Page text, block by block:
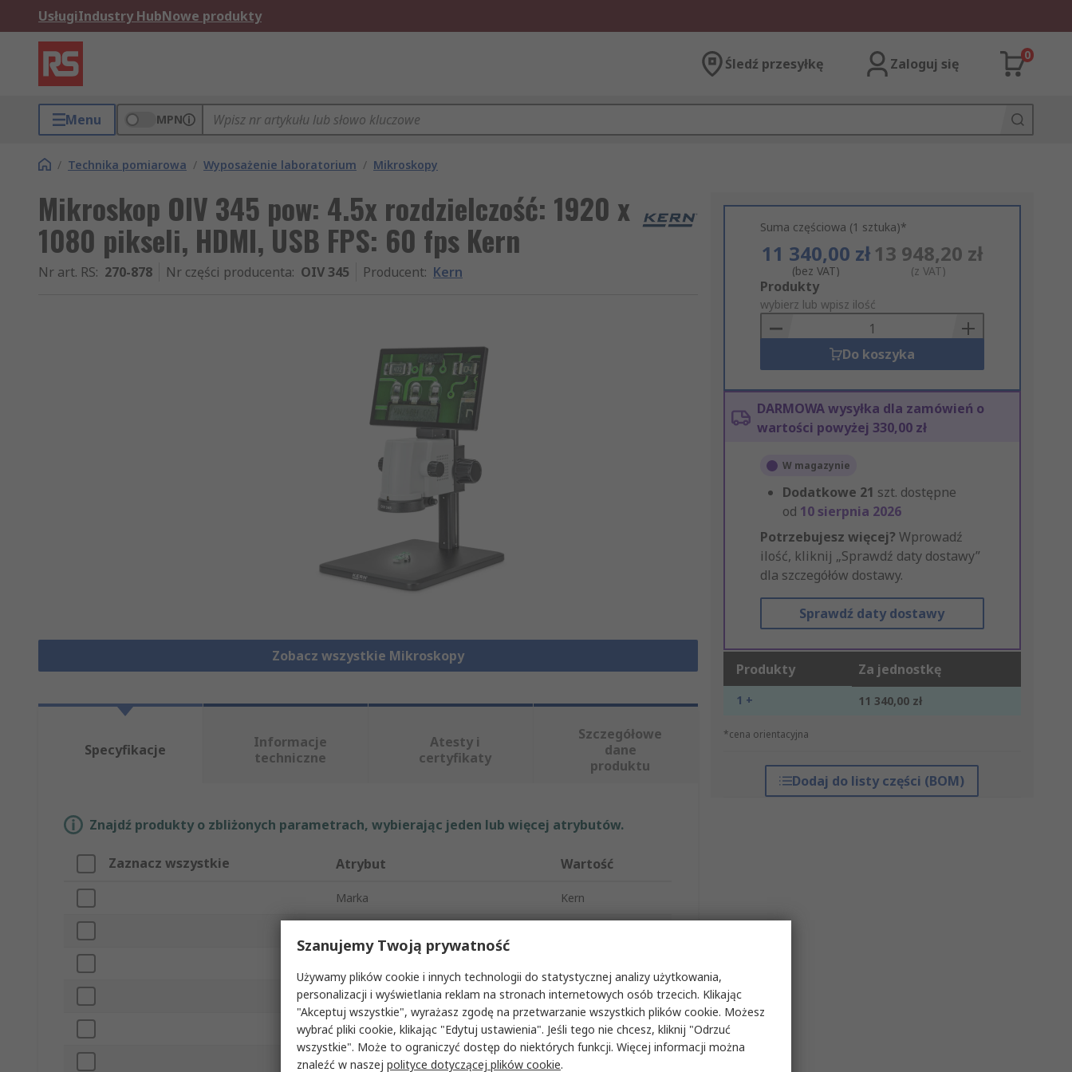
UsługiIndustry HubNowe produkty
Śledź przesyłkę Zaloguj się
0
Menu MPN
/ Technika pomiarowa / Wyposażenie laboratorium / Mikroskopy
Mikroskop OIV 345 pow: 4.5x rozdzielczość: 1920 x
1080 pikseli, HDMI, USB FPS: 60 fps Kern
Nr art. RS: 270-878 Nr części producenta: OIV 345 Producent: Kern
Zobacz wszystkie Mikroskopy
Suma częściowa (1 sztuka)*
11 340,00 zł
(bez VAT)
13 948,20 zł
(z VAT)
Add
to
Basket
Produkty
wybierz lub wpisz ilość
Do koszyka
DARMOWA wysyłka dla zamówień o
wartości powyżej 330,00 zł
W magazynie
Dodatkowe 21 szt. dostępne
od 10 sierpnia 2026
Potrzebujesz więcej? Wprowadź
ilość, kliknij „Sprawdź daty dostawy”
dla szczegółów dostawy.
Sprawdź daty dostawy
Produkty Za jednostkę
1 + 11 340,00 zł
*cena orientacyjna
Dodaj do listy części (BOM)
Specyfikacje
Informacje
techniczne
Atesty i
certyfikaty
Szczegółowe
dane
produktu
Znajdź produkty o zbliżonych parametrach, wybierając jeden lub więcej atrybutów.
Zaznacz wszystkie Atrybut Wartość
Marka Kern
Liczba klatek na sekundę 60fps
Podświetlenie Tak
Odległość robocza
Szanujemy Twoją prywatność
Używamy plików cookie i innych technologii do statystycznej analizy użytkowania,
personalizacji i wyświetlania reklam na stronach internetowych osób trzecich. Klikając
"Akceptuj wszystkie", wyrażasz zgodę na przetwarzanie wszystkich plików cookie. Możesz
wybrać pliki cookie, klikając "Edytuj ustawienia". Jeśli tego nie chcesz, kliknij "Odrzuć
wszystkie". Może to ograniczyć dostęp do niektórych funkcji. Więcej informacji można
znaleźć w naszej polityce dotyczącej plików cookie.